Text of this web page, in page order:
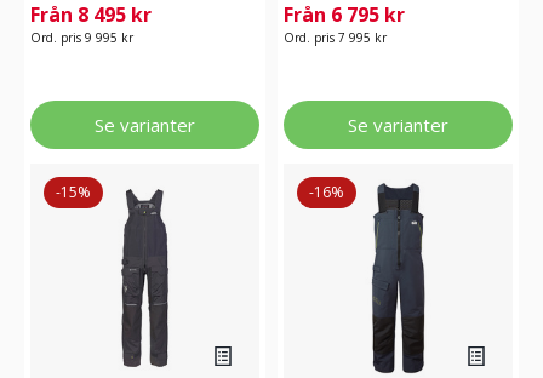
Från 8 495 kr
Ord. pris 9 995 kr
Se varianter
Från 6 795 kr
Ord. pris 7 995 kr
Se varianter
-15% -16%